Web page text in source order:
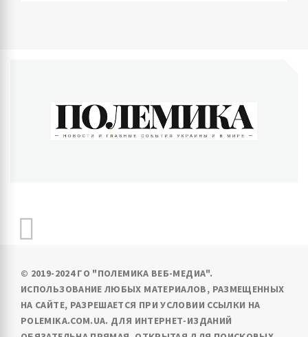
© 2019-2024 ГО "ПОЛЕМИКА ВЕБ-МЕДИА".
ИСПОЛЬЗОВАНИЕ ЛЮБЫХ МАТЕРИАЛОВ, РАЗМЕЩЕННЫХ
НА САЙТЕ, РАЗРЕШАЕТСЯ ПРИ УСЛОВИИ ССЫЛКИ НА
POLEMIKA.COM.UA. ДЛЯ ИНТЕРНЕТ-ИЗДАНИЙ